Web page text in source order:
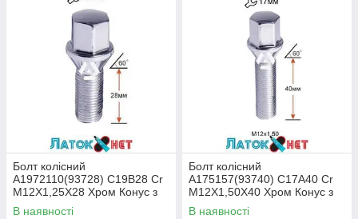
Болт колісний
A1972110(93728) C19B28 Cr
M12X1,25X28 Хром Конус з
виступом ключ 19 мм
В наявності
Болт колісний
A175157(93740) C17A40 Cr
M12X1,50X40 Хром Конус з
виступом ключ 17 мм
В наявності